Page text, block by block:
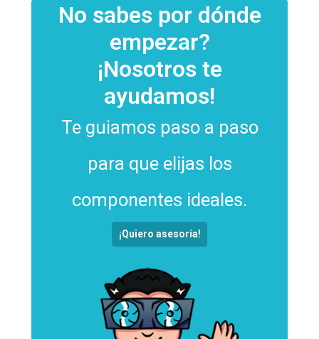
No sabes por dónde
empezar?
¡Nosotros te
ayudamos!
Te guiamos paso a paso
para que elijas los
componentes ideales.
¡Quiero asesoría!